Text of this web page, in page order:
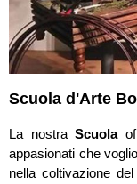
Scuola d'Arte
La nostraScuola
appasionati che
nella coltivazione